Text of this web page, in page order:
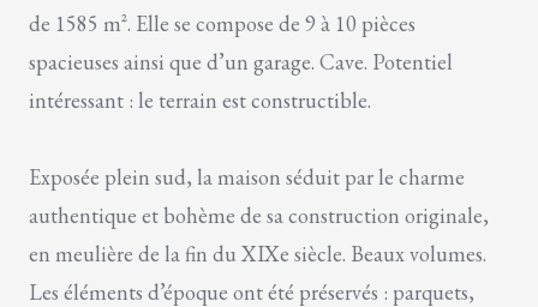
de 1585 m². Elle se compose de 9 à 10 pièces
spacieuses ainsi que d’un garage. Cave. Potentiel
intéressant : le terrain est constructible.
Exposée plein sud, la maison séduit par le charme
authentique et bohème de sa construction originale,
en meulière de la fin du XIXe siècle. Beaux volumes.
Les éléments d’époque ont été préservés : parquets,